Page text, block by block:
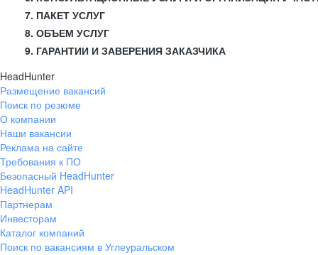
7. ПАКЕТ УСЛУГ
8. ОБЪЕМ УСЛУГ
9. ГАРАНТИИ И ЗАВЕРЕНИЯ ЗАКАЗЧИКА
HeadHunter
Размещение вакансий
Поиск по резюме
О компании
Наши вакансии
Реклама на сайте
Требования к ПО
Безопасный HeadHunter
HeadHunter API
Партнерам
Инвесторам
Каталог компаний
Поиск по вакансиям в Углеуральском